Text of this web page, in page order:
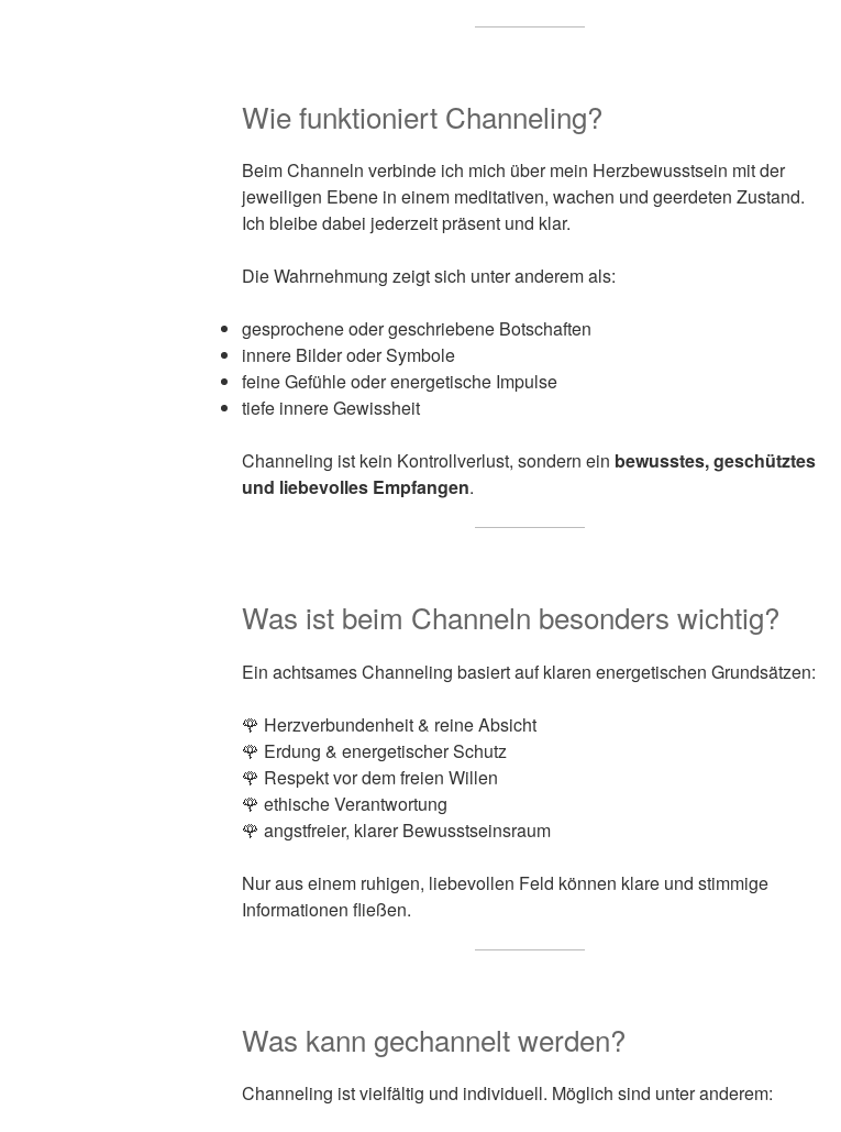
Wie funktioniert Channeling?
Beim Channeln verbinde ich mich über mein Herzbewusstsein mit der
jeweiligen Ebene in einem meditativen, wachen und geerdeten Zustand.
Ich bleibe dabei jederzeit präsent und klar.
Die Wahrnehmung zeigt sich unter anderem als:
gesprochene oder geschriebene Botschaften
innere Bilder oder Symbole
feine Gefühle oder energetische Impulse
tiefe innere Gewissheit
Channeling ist kein Kontrollverlust, sondern ein bewusstes, geschütztes
und liebevolles Empfangen.
Was ist beim Channeln besonders wichtig?
Ein achtsames Channeling basiert auf klaren energetischen Grundsätzen:
🌹 Herzverbundenheit & reine Absicht
🌹 Erdung & energetischer Schutz
🌹 Respekt vor dem freien Willen
🌹 ethische Verantwortung
🌹 angstfreier, klarer Bewusstseinsraum
Nur aus einem ruhigen, liebevollen Feld können klare und stimmige
Informationen fließen.
Was kann gechannelt werden?
Channeling ist vielfältig und individuell. Möglich sind unter anderem: